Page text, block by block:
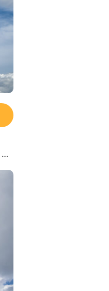
Cloud Overlay Gratis untuk Elemen Ps #10 "Natural Beauty"